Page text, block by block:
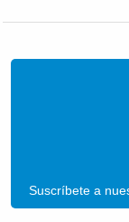
Suscríbete a